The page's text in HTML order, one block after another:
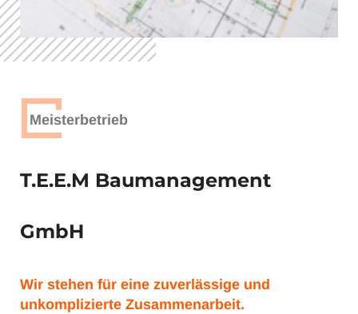
Meisterbetrieb
T.E.E.M Baumanagement
GmbH
Wir stehen für eine zuverlässige und
unkomplizierte Zusammenarbeit.